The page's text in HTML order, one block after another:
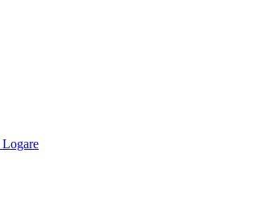
Logare